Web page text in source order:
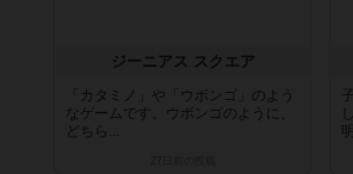
ジーニアス スクエア
「カタミノ」や「ウボンゴ」のよう
なゲームです。ウボンゴのように、
どちら...